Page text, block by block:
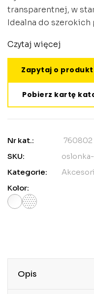
transparentnej, w
Idealna do szerokich
Czytaj więcej
Zapytaj o produkt
Pobierz kartę
Nr kat.:
760802
SKU:
Kategorie:
Kolor:
Opis